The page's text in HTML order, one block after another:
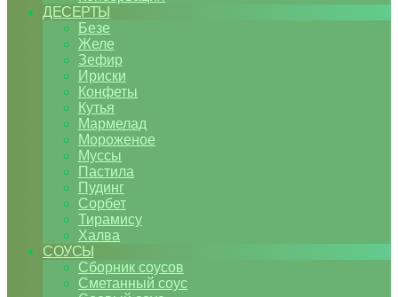
ДЕСЕРТЫ
Безе
Желе
Зефир
Ириски
Конфеты
Кутья
Мармелад
Мороженое
Муссы
Пастила
Пудинг
Сорбет
Тирамису
Халва
СОУСЫ
Сборник соусов
Сметанный соус